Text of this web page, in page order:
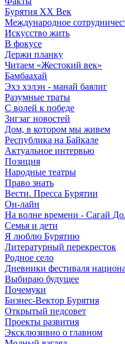
Бурятия XX Век
Международное
Искусство жить
В фокусе
Держи планку
Читаем «Жестокий век»
Бамбаахай
Эхэ хэлэн - манай баялиг
Разумные траты
С волей к победе
Зигзаг новостей
Дом, в котором мы живем
Республика на Байкале
Актуальное интервью
Позиция
Народные театры
Право знать
Вести. Пресса Бурятии
Он-лайн
На волне времени - Сагай
Семья и дети
Я люблю Бурятию
Литературный перекресток
Родное село
Дневники фестиваля
Выбираю будущее
Почемуки
Бизнес-Вектор Бурятия
Открытый педсовет
Проекты развития
Эксклюзивно о главном